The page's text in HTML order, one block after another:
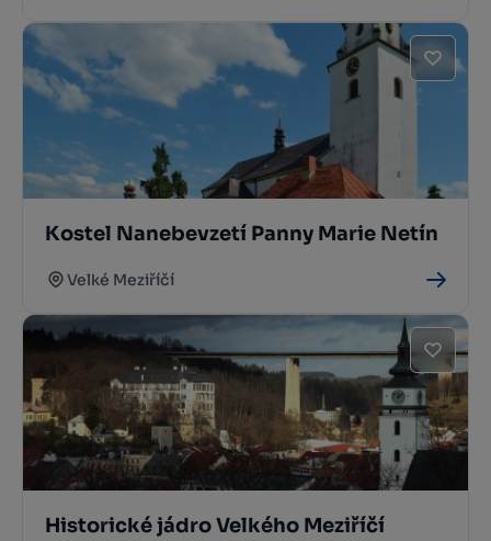
Kostel Nanebevzetí Panny Marie Netín
Velké Meziříčí
Historické jádro Velkého Meziříčí